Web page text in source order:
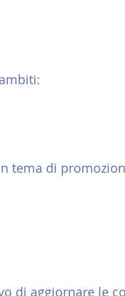
tema di
di aggiornare le